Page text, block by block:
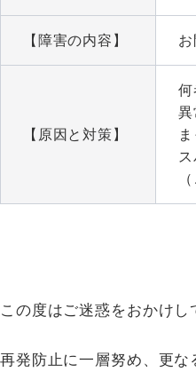
【障害の内容】
【原因と対策】
何
この度はご迷惑をおかけし
再発防止に一層努め、更な